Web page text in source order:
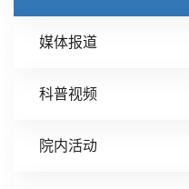
媒体报道
科普视频
院内活动